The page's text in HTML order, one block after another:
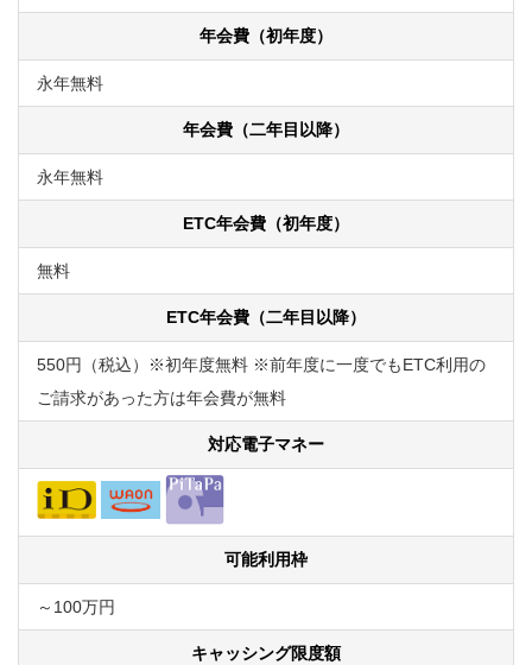
年会費（初年度）
永年無料
年会費（二年目以降）
永年無料
ETC年会費（初年度）
無料
ETC年会費（二年目以降）
550円（税込）※初年度無料 ※前年度に一度でもETC利用の
ご請求があった方は年会費が無料
対応電子マネー
可能利用枠
～100万円
キャッシング限度額